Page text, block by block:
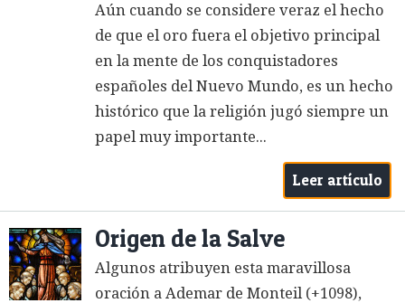
Aún cuando se considere veraz el hecho
de que el oro fuera el objetivo principal
en la mente de los conquistadores
españoles del Nuevo Mundo, es un hecho
histórico que la religión jugó siempre un
papel muy importante...
Leer artículo
Origen de la Salve
Algunos atribuyen esta maravillosa
oración a Ademar de Monteil (+1098),